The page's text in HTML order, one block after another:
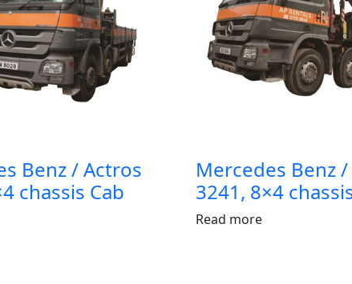
Benz / Actros
chassis Cab
Mercedes Benz
3241, 8×4
Read more